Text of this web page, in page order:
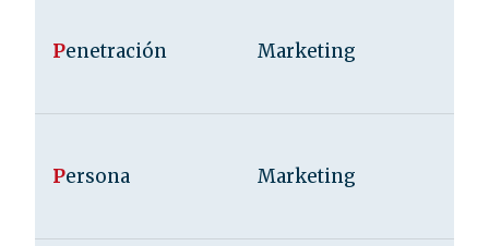
Penetración Marketing
Persona Marketing